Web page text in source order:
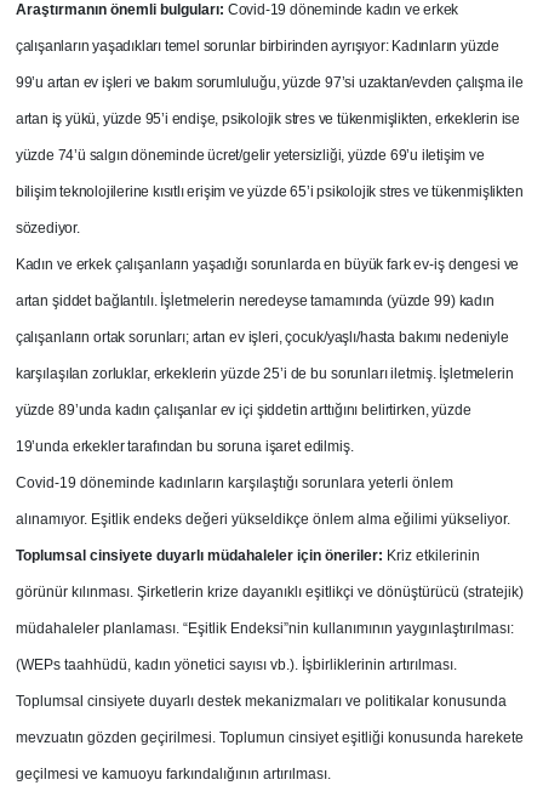
Araştırmanın önemli bulguları: Covid-19 döneminde kadın ve erkek
çalışanların yaşadıkları temel sorunlar birbirinden ayrışıyor: Kadınların yüzde
99’u artan ev işleri ve bakım sorumluluğu, yüzde 97’si uzaktan/evden çalışma ile
artan iş yükü, yüzde 95’i endişe, psikolojik stres ve tükenmişlikten, erkeklerin ise
yüzde 74’ü salgın döneminde ücret/gelir yetersizliği, yüzde 69’u iletişim ve
bilişim teknolojilerine kısıtlı erişim ve yüzde 65’i psikolojik stres ve tükenmişlikten
sözediyor.
Kadın ve erkek çalışanların yaşadığı sorunlarda en büyük fark ev-iş dengesi ve
artan şiddet bağlantılı. İşletmelerin neredeyse tamamında (yüzde 99) kadın
çalışanların ortak sorunları; artan ev işleri, çocuk/yaşlı/hasta bakımı nedeniyle
karşılaşılan zorluklar, erkeklerin yüzde 25’i de bu sorunları iletmiş. İşletmelerin
yüzde 89’unda kadın çalışanlar ev içi şiddetin arttığını belirtirken, yüzde
19’unda erkekler tarafından bu soruna işaret edilmiş.
Covid-19 döneminde kadınların karşılaştığı sorunlara yeterli önlem
alınamıyor. Eşitlik endeks değeri yükseldikçe önlem alma eğilimi yükseliyor.
Toplumsal cinsiyete duyarlı müdahaleler için öneriler: Kriz etkilerinin
görünür kılınması. Şirketlerin krize dayanıklı eşitlikçi ve dönüştürücü (stratejik)
müdahaleler planlaması. “Eşitlik Endeksi”nin kullanımının yaygınlaştırılması:
(WEPs taahhüdü, kadın yönetici sayısı vb.). İşbirliklerinin artırılması.
Toplumsal cinsiyete duyarlı destek mekanizmaları ve politikalar konusunda
mevzuatın gözden geçirilmesi. Toplumun cinsiyet eşitliği konusunda harekete
geçilmesi ve kamuoyu farkındalığının artırılması.